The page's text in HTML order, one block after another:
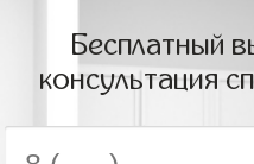
Бесплатный
консультация